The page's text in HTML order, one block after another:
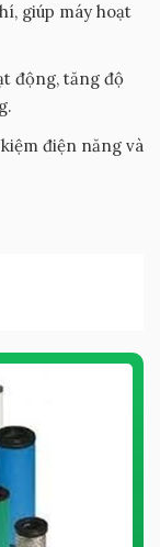
giúp máy hoạt
động, tăng độ
điện năng và